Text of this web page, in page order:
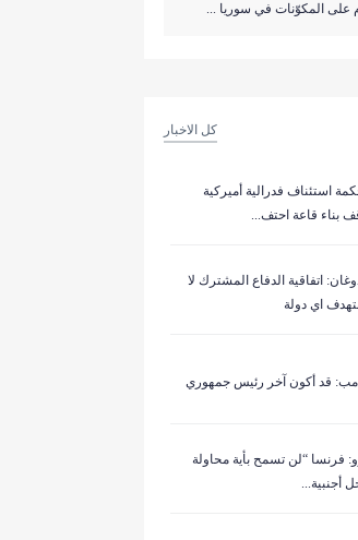
على المكوّنات في سوريا ...
كل الاخبار
استئناف فدرالية أميركية
بناء قاعة احتف...
اتفاقية الدفاع المشترك لا
اي دولة
قد أكون آخر رئيس جمهوري
فرنسا “لن تسمح بأية محاولة
أجنبية...